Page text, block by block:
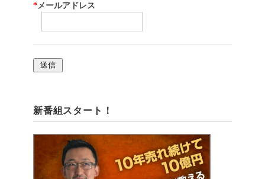
* メールアドレス
新番組スタート！